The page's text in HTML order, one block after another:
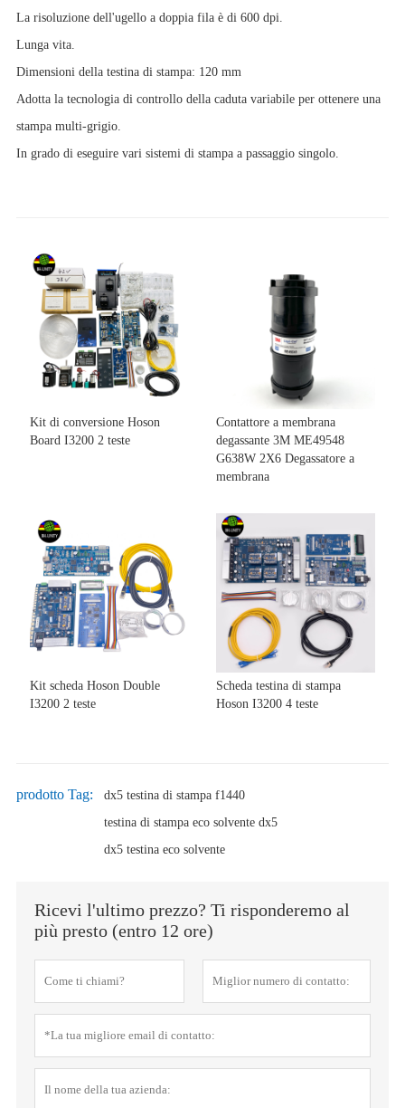
La risoluzione dell'ugello a doppia fila è di 600 dpi.
Lunga vita.
Dimensioni della testina di stampa: 120 mm
Adotta la tecnologia di controllo della caduta variabile per ottenere una
stampa multi-grigio.
In grado di eseguire vari sistemi di stampa a passaggio singolo.
Kit di conversione Hoson
Board I3200 2 teste
Contattore a membrana
degassante 3M ME49548
G638W 2X6 Degassatore a
membrana
Kit scheda Hoson Double
I3200 2 teste
Scheda testina di stampa
Hoson I3200 4 teste
prodotto Tag:
dx5 testina di stampa f1440
testina di stampa eco solvente dx5
dx5 testina eco solvente
Ricevi l'ultimo prezzo? Ti risponderemo al
più presto (entro 12 ore)